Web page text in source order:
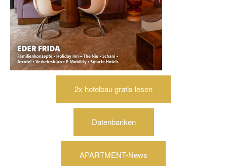
2x hotelbau gratis lesen
Datenbanken
APARTMENT-News